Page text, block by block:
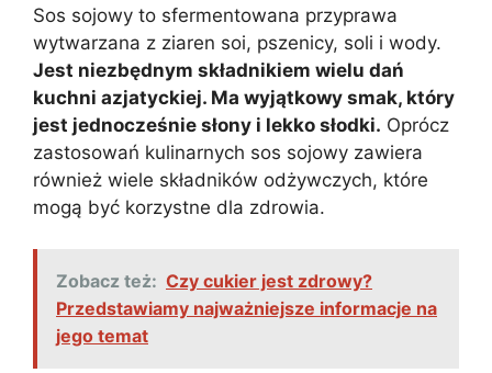
Sos sojowy to sfermentowana przyprawa
wytwarzana z ziaren soi, pszenicy, soli i wody.
Jest niezbędnym składnikiem wielu dań
kuchni azjatyckiej. Ma wyjątkowy smak, który
jest jednocześnie słony i lekko słodki. Oprócz
zastosowań kulinarnych sos sojowy zawiera
również wiele składników odżywczych, które
mogą być korzystne dla zdrowia.
Zobacz też: Czy cukier jest zdrowy?
Przedstawiamy najważniejsze informacje na
jego temat